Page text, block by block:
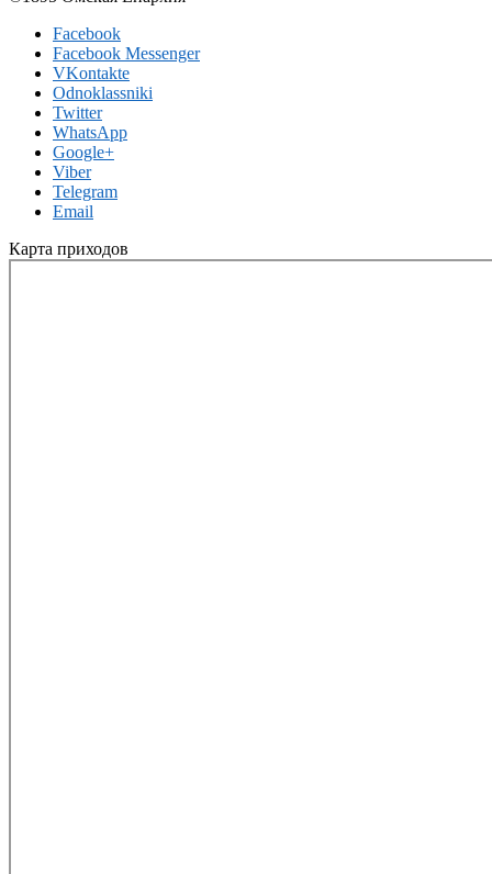
Facebook
Facebook Messenger
VKontakte
Odnoklassniki
Twitter
WhatsApp
Google+
Viber
Telegram
Email
Карта приходов